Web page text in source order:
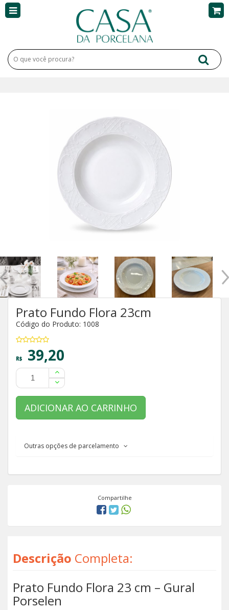
Prato Fundo Flora 23cm
Código do Produto: 1008
R$ 39,20
ADICIONAR AO CARRINHO
Outras opções de parcelamento
Compartilhe
Descrição Completa:
Prato Fundo Flora 23 cm – Gural
Porselen